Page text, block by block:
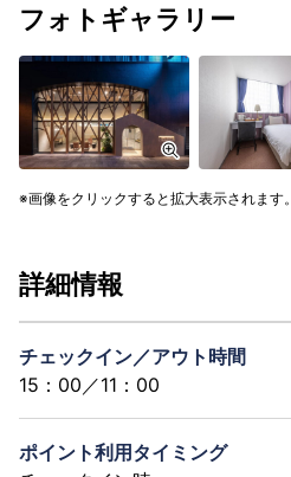
フォトギャラリー
画像をクリックすると拡大表示されます。
詳細情報
チェックイン／アウト時間
15：00／11：00
ポイント利用タイミング